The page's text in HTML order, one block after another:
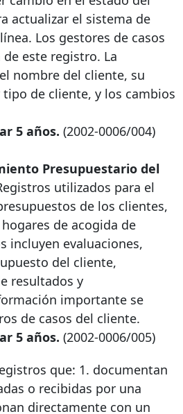
actualizar el sistema de
Los gestores de casos
este registro. La
nombre del cliente, su
de cliente, y los cambios
5 años. (2002-0006/004)
Presupuestario del
utilizados para el
de los clientes,
de acogida de
incluyen evaluaciones,
del cliente,
resultados y
importante se
de casos del cliente.
5 años. (2002-0006/005)
que: 1. documentan
o recibidas por una
directamente con un